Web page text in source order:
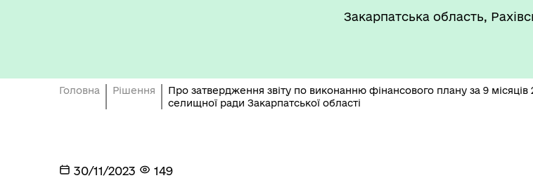
Закарпатська область,
Головна Рішення
Про затвердження звіту по виконанню фінансового плану за 9
селищної ради Закарпатської області
30/11/2023 149